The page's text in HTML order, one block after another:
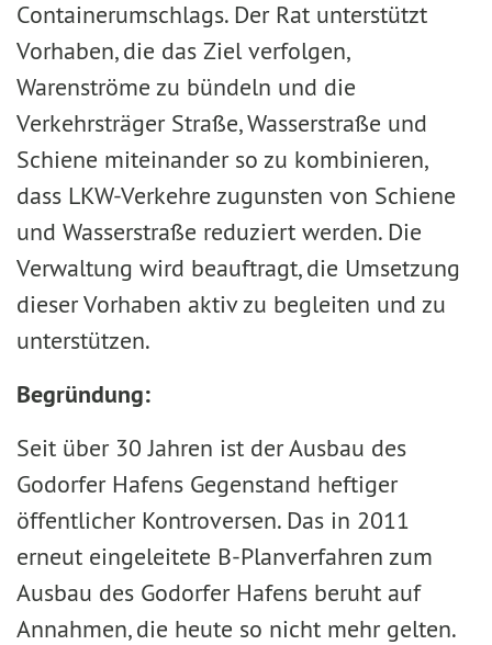
Containerumschlags. Der Rat unterstützt
Vorhaben, die das Ziel verfolgen,
Warenströme zu bündeln und die
Verkehrsträger Straße, Wasserstraße und
Schiene miteinander so zu kombinieren,
dass LKW-Verkehre zugunsten von Schiene
und Wasserstraße reduziert werden. Die
Verwaltung wird beauftragt, die Umsetzung
dieser Vorhaben aktiv zu begleiten und zu
unterstützen.
Begründung:
Seit über 30 Jahren ist der Ausbau des
Godorfer Hafens Gegenstand heftiger
öffentlicher Kontroversen. Das in 2011
erneut eingeleitete B-Planverfahren zum
Ausbau des Godorfer Hafens beruht auf
Annahmen, die heute so nicht mehr gelten.